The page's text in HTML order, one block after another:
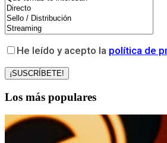
He leído y acepto la política de
Los más populares